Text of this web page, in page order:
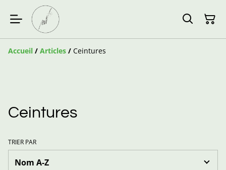
Accueil / Articles / Ceintures
Ceintures
TRIER PAR